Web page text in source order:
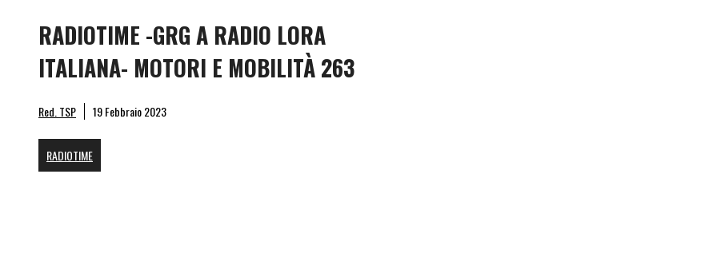
RADIOTIME -GRG A RADIO LORA
ITALIANA- MOTORI E MOBILITÀ 263
Red. TSP 19 Febbraio 2023
RADIOTIME